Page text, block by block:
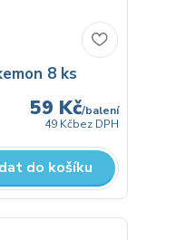
8 ks
59 Kč/balení
49 Kčbez DPH
do košíku